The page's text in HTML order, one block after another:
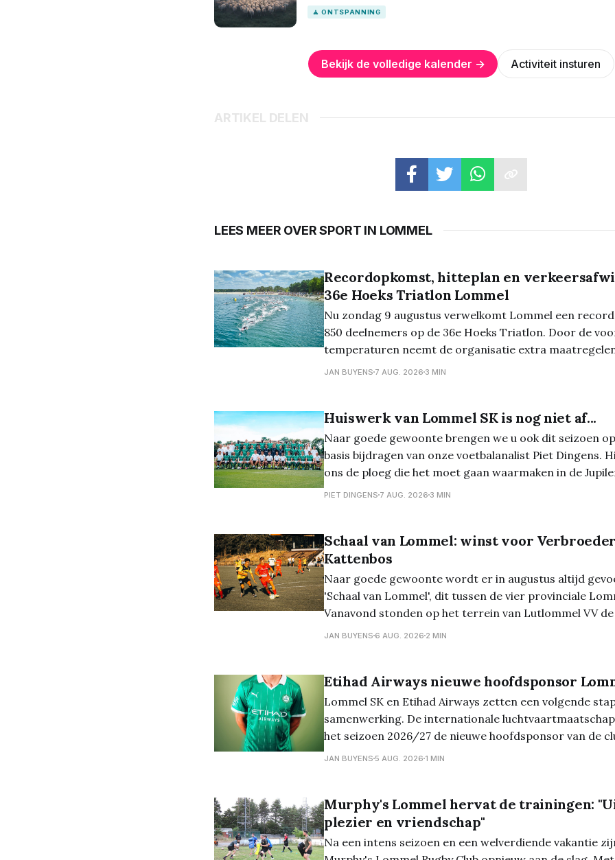
🧘 ONTSPANNING
Bekijk de volledige kalender → Activiteit insturen
ARTIKEL DELEN
LEES MEER OVER SPORT IN LOMMEL
Recordopkomst, hitteplan en
36e Hoeks Triatlon Lommel
Nu zondag 9 augustus verwelkomt Lommel een
850 deelnemers op de 36e Hoeks Triatlon. Door de
temperaturen neemt de organisatie extra
wedstrijden veilig te laten verlopen. De kwart-,
JAN BUYENS 7 AUG. 2026 3 MIN
Huiswerk van Lommel SK is nog niet af...
Naar goede gewoonte brengen we u ook dit seizoen
basis bijdragen van onze voetbalanalist Piet Dingens.
ons de ploeg die het moet gaan waarmaken in de
Lee Johnson is een toffe pee. Laat daar geen twijfel
PIET DINGENS 7 AUG. 2026 3 MIN
Schaal van Lommel: winst voor
Kattenbos
Naar goede gewoonte wordt er in augustus altijd
'Schaal van Lommel', dit tussen de vier provinciale
Vanavond stonden op het terrein van Lutlommel VV
het programma. En daarbij kwam Verbroedering uit
JAN BUYENS 6 AUG. 2026 2 MIN
Etihad Airways nieuwe hoofdsponsor
Lommel SK en Etihad Airways zetten een volgende
samenwerking. De internationale
het seizoen 2026/27 de nieuwe hoofdsponsor van de
Front of Shirt Partner prijken op het wedstrijdshirt
JAN BUYENS 5 AUG. 2026 1 MIN
Murphy's Lommel hervat de trainingen:
plezier en vriendschap"
Na een intens seizoen en een welverdiende vakantie